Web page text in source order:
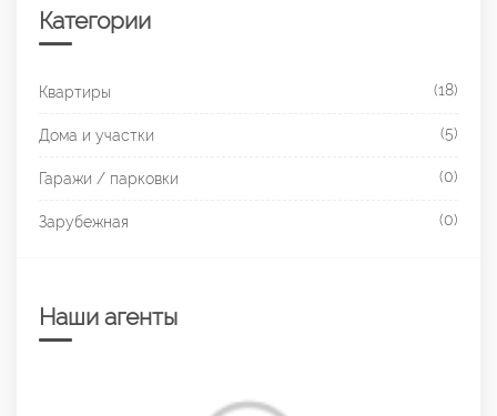
Категории
Квартиры (18)
Дома и участки (5)
Гаражи / парковки (0)
Зарубежная (0)
Наши агенты